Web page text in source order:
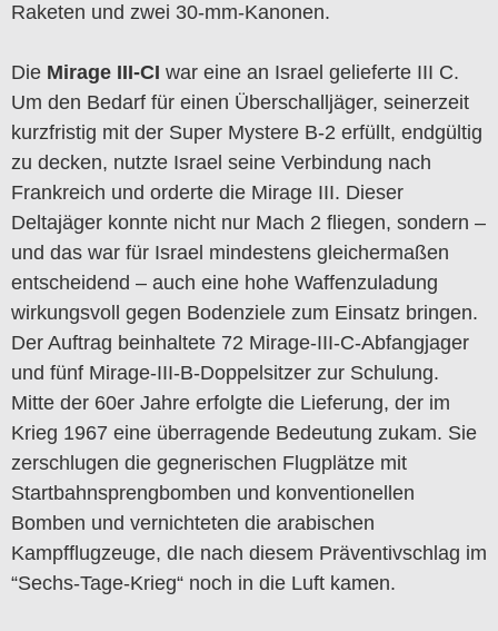
Raketen und zwei 30-mm-Kanonen.
Die Mirage III-CI war eine an Israel gelieferte III C.
Um den Bedarf für einen Überschalljäger, seinerzeit
kurzfristig mit der Super Mystere B-2 erfüllt, endgültig
zu decken, nutzte Israel seine Verbindung nach
Frankreich und orderte die Mirage III. Dieser
Deltajäger konnte nicht nur Mach 2 fliegen, sondern –
und das war für Israel mindestens gleichermaßen
entscheidend – auch eine hohe Waffenzuladung
wirkungsvoll gegen Bodenziele zum Einsatz bringen.
Der Auftrag beinhaltete 72 Mirage-III-C-Abfangjager
und fünf Mirage-III-B-Doppelsitzer zur Schulung.
Mitte der 60er Jahre erfolgte die Lieferung, der im
Krieg 1967 eine überragende Bedeutung zukam. Sie
zerschlugen die gegnerischen Flugplätze mit
Startbahnsprengbomben und konventionellen
Bomben und vernichteten die arabischen
Kampfflugzeuge, dIe nach diesem Präventivschlag im
“Sechs-Tage-Krieg“ noch in die Luft kamen.